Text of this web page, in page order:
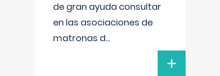
de gran ayuda consultar
en las asociaciones de
matronas d...
+